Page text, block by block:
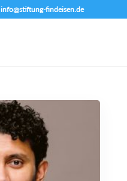
info@stiftung-findeisen.de